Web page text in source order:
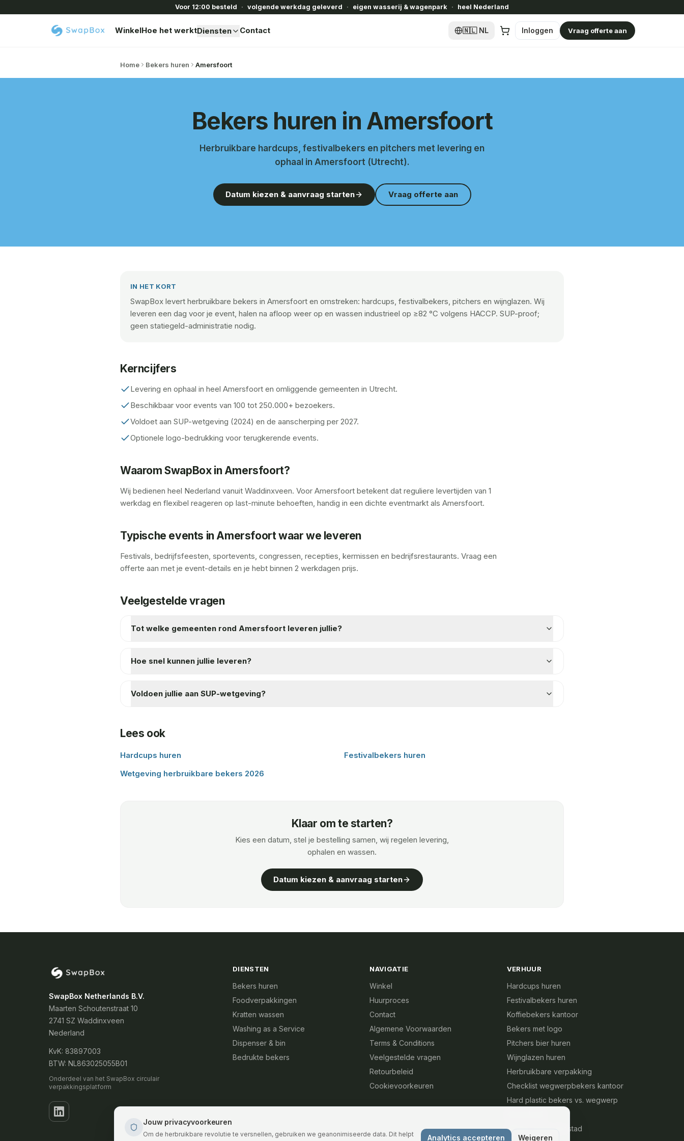
Voor 12:00 besteld · volgende werkdag geleverd · eigen wasserij & wagenpark · heel Nederland
WinkelHoe het werktDiensten Contact 🇳🇱 NL Inloggen Vraag offerte aan
Home Bekers huren Amersfoort
Bekers huren in Amersfoort
Herbruikbare hardcups, festivalbekers en pitchers met levering en
ophaal in Amersfoort (Utrecht).
Datum kiezen & aanvraag starten Vraag offerte aan
IN HET KORT
SwapBox levert herbruikbare bekers in Amersfoort en omstreken: hardcups, festivalbekers, pitchers en wijnglazen. Wij
leveren een dag voor je event, halen na afloop weer op en wassen industrieel op ≥82 °C volgens HACCP. SUP-proof;
geen statiegeld-administratie nodig.
Kerncijfers
Levering en ophaal in heel Amersfoort en omliggende gemeenten in Utrecht.
Beschikbaar voor events van 100 tot 250.000+ bezoekers.
Voldoet aan SUP-wetgeving (2024) en de aanscherping per 2027.
Optionele logo-bedrukking voor terugkerende events.
Waarom SwapBox in Amersfoort?
Wij bedienen heel Nederland vanuit Waddinxveen. Voor Amersfoort betekent dat reguliere levertijden van 1
werkdag en flexibel reageren op last-minute behoeften, handig in een dichte eventmarkt als Amersfoort.
Typische events in Amersfoort waar we leveren
Festivals, bedrijfsfeesten, sportevents, congressen, recepties, kermissen en bedrijfsrestaurants. Vraag een
offerte aan met je event-details en je hebt binnen 2 werkdagen prijs.
Veelgestelde vragen
Tot welke gemeenten rond Amersfoort leveren jullie?
Hoe snel kunnen jullie leveren?
Voldoen jullie aan SUP-wetgeving?
Lees ook
Hardcups huren
Festivalbekers huren
Wetgeving herbruikbare bekers 2026
Klaar om te starten?
Kies een datum, stel je bestelling samen, wij regelen levering,
ophalen en wassen.
Datum kiezen & aanvraag starten
SwapBox Netherlands B.V.
Maarten Schoutenstraat 10
2741 SZ Waddinxveen
Nederland
KvK: 83897003
BTW: NL863025055B01
Onderdeel van het SwapBox circulair
verpakkingsplatform
DIENSTEN
Bekers huren
Foodverpakkingen
Kratten wassen
Washing as a Service
Dispenser & bin
Bedrukte bekers
NAVIGATIE
Winkel
Huurproces
Contact
Algemene Voorwaarden
Terms & Conditions
Veelgestelde vragen
Retourbeleid
Cookievoorkeuren
VERHUUR
Hardcups huren
Festivalbekers huren
Koffiebekers kantoor
Bekers met logo
Pitchers bier huren
Wijnglazen huren
Herbruikbare verpakking
Checklist wegwerpbekers kantoor
Hard plastic bekers vs. wegwerp
Bekers huren per stad
Jouw privacyvoorkeuren
Om de herbruikbare revolutie te versnellen, gebruiken we geanonimiseerde data. Dit helpt
Analytics accepteren Weigeren